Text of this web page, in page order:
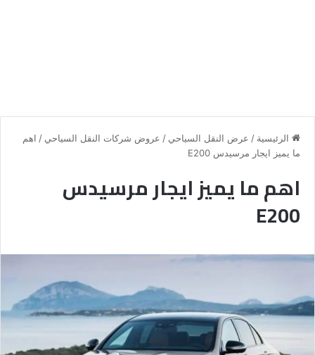
الرئيسية / عرض النقل السياحي / عروض شركات النقل السياحي / اهم
ما يميز ايجار مرسيدس E200
اهم ما يميز ايجار مرسيدس
E200